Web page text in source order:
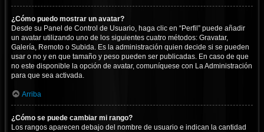
¿Cómo puedo mostrar un avatar?
Desde su Panel de Control de Usuario, haga clic en “Perfil” puede añadir
un avatar utilizando uno de los siguientes cuatro métodos: Gravatar,
Galería, Remoto o Subida. Es la administración quien decide si se pueden
usar o no y en que tamaño y peso pueden ser publicadas. En caso de que
no este disponible la opción de avatar, comuníquese con La Administración
para que sea activada.
Arriba
¿Cómo se puede cambiar mi rango?
Los rangos aparecen debajo del nombre de usuario e indican la cantidad